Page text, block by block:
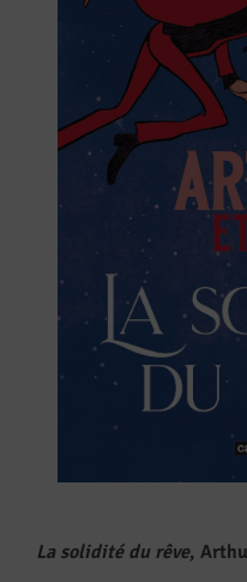
La solidité du rêve,